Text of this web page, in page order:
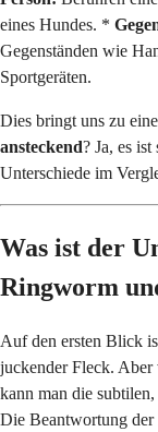
eines Hundes. *
Gegenständen wie
Sportgeräten.
Dies bringt uns zu
ansteckend? Ja, es
Unterschiede im
Was ist der
Ringworm
Auf den ersten Blick
juckender Fleck. Aber
kann man die
Die Beantwortung der